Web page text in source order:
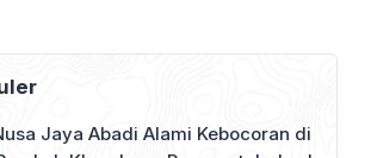
Jaya Abadi Alami Kebocoran di